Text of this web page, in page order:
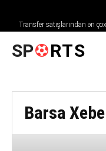
Transfer satışlarından ən
SP RTS
Barsa